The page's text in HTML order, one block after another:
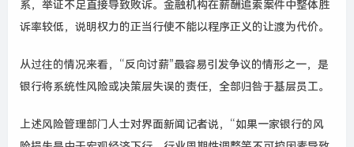
系，举证不足直接导致败诉。金融机构在薪酬追索案件中整体胜
诉率较低，说明权力的正当行使不能以程序正义的让渡为代价。
从过往的情况来看，“反向讨薪”最容易引发争议的情形之一，是
银行将系统性风险或决策层失误的责任，全部归咎于基层员工。
上述风险管理部门人士对界面新闻记者说，“如果一家银行的风